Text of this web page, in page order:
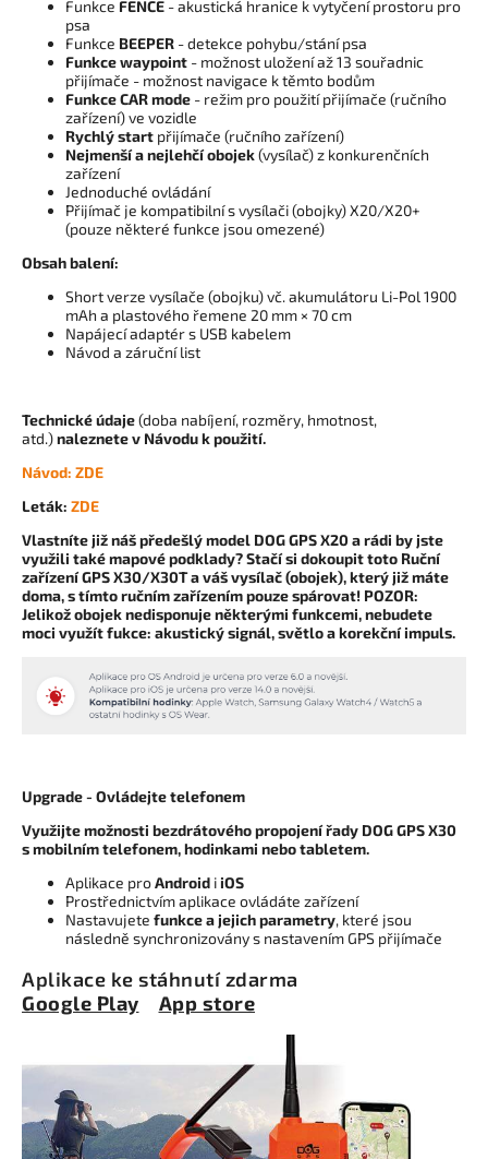
Funkce FENCE - akustická hranice k vytyčení prostoru pro
psa
Funkce BEEPER - detekce pohybu/stání psa
Funkce waypoint - možnost uložení až 13 souřadnic
přijímače - možnost navigace k těmto bodům
Funkce CAR mode - režim pro použití přijímače (ručního
zařízení) ve vozidle
Rychlý start přijímače (ručního zařízení)
Nejmenší a nejlehčí obojek(vysílač) z konkurenčních
zařízení
Jednoduché ovládání
Přijímač je kompatibilní s vysílači (obojky) X20/X20+
(pouze některé funkce jsou omezené)
Obsah balení:
Short verze vysílače (obojku) vč. akumulátoru Li-Pol 1900
mAh a plastového řemene 20 mm × 70 cm
Napájecí adaptér s USB kabelem
Návod a záruční list
Technické údaje(doba nabíjení, rozměry, hmotnost,
atd.)naleznete v Návodu k použití.
Návod: ZDE
Leták: ZDE
Vlastníte již náš předešlý model DOG GPS X20 a rádi by jste
využili také mapové podklady? Stačí si dokoupit toto Ruční
zařízení GPS X30/X30T a váš vysílač (obojek), který již máte
doma, s tímto ručním zařízením pouze spárovat! POZOR:
Jelikož obojek nedisponuje některými funkcemi, nebudete
moci využít fukce: akustický signál, světlo a korekční impuls.
Upgrade - Ovládejte telefonem
Využijte možnosti bezdrátového propojení řady DOG GPS X30
s mobilním telefonem, hodinkami nebo tabletem.
Aplikace proAndroid iiOS
Prostřednictvím aplikace ovládáte zařízení
Nastavujete funkce a jejich parametry, které jsou
následně synchronizovány s nastavením GPS přijímače
Aplikace ke stáhnutí zdarma
Google Play
App store